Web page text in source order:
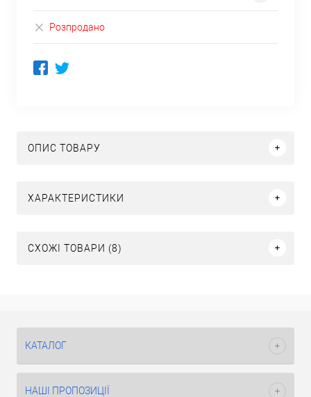
Розпродано
ОПИС ТОВАРУ
ХАРАКТЕРИСТИКИ
СХОЖІ ТОВАРИ (8)
КАТАЛОГ
НАШІ ПРОПОЗИЦІЇ